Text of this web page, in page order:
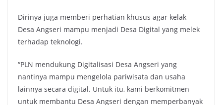
Dirinya juga memberi perhatian khusus agar kelak
Desa Angseri mampu menjadi Desa Digital yang melek
terhadap teknologi.
“PLN mendukung Digitalisasi Desa Angseri yang
nantinya mampu mengelola pariwisata dan usaha
lainnya secara digital. Untuk itu, kami berkomitmen
untuk membantu Desa Angseri dengan memperbanyak